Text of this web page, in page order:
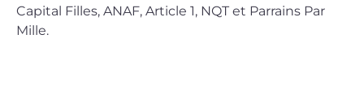
Capital Filles, ANAF, Article 1, NQT et Parrains Par
Mille.